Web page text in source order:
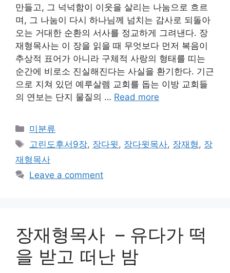
만들고, 그 넉넉함이 이웃을 살리는 나눔으로 흐르
며, 그 나눔이 다시 하나님께 넘치는 감사로 되돌아
오는 거대한 순환의 서사를 정교하게 그려낸다. 장
재형목사는 이 장을 읽을 때 무엇보다 먼저 복음이
추상적 표어가 아니라 구체적 사랑의 형태를 띠는
순간에 비로소 진실해진다는 사실을 환기한다. 기근
으로 지쳐 있던 예루살렘 교회를 돕는 이방 교회들
의 연보는 단지 물질의 … Read more
Categories
미분류
Tags
고린도후서9장, 장다윗, 장다윗목사, 장재형, 장
재형목사
Leave a comment
장재형목사 – 유다가 떡
을 받고 떠난 밤